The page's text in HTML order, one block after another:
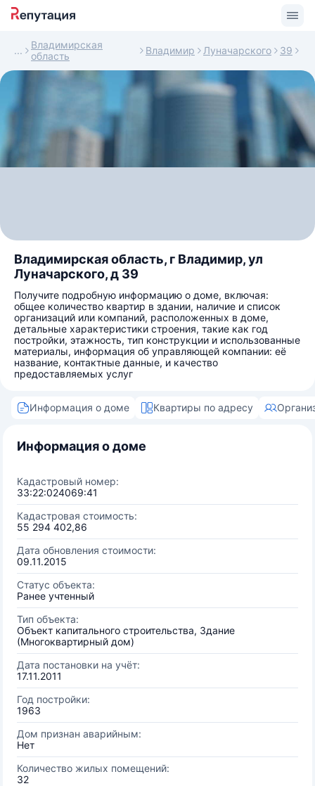
Владимирская
область
Владимир Луначарского 39
Владимирская область, г Владимир, ул
Луначарского, д 39
Получите подробную информацию о доме, включая:
общее количество квартир в здании, наличие и список
организаций или компаний, расположенных в доме,
детальные характеристики строения, такие как год
постройки, этажность, тип конструкции и использованные
материалы, информация об управляющей компании: её
название, контактные данные, и качество
предоставляемых услуг
Информация о доме Квартиры по адресу
Информация о доме
Кадастровый номер:
33:22:024069:41
Кадастровая стоимость:
55 294 402,86
Дата обновления стоимости:
09.11.2015
Статус объекта:
Ранее учтенный
Тип объекта:
Объект капитального строительства, Здание
(Многоквартирный дом)
Дата постановки на учёт:
17.11.2011
Год постройки:
1963
Дом признан аварийным:
Нет
Количество жилых помещений:
32